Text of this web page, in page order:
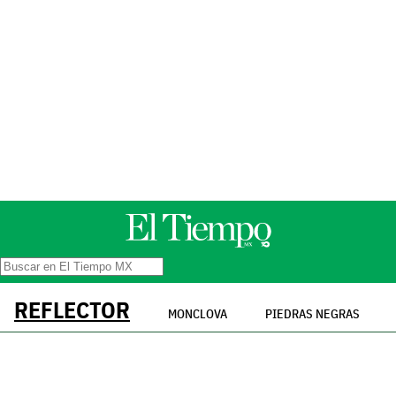
REFLECTOR MONCLOVA PIEDRAS NEGRAS